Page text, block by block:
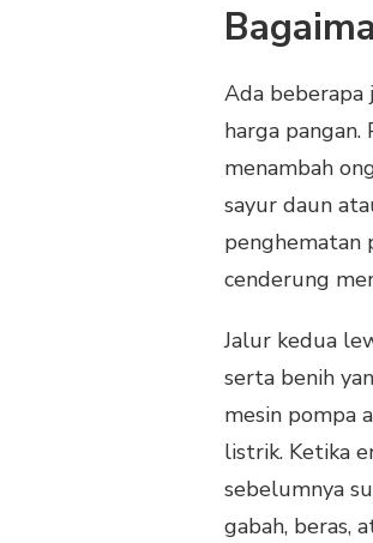
Ada beberapa
harga
menambah
sayur daun
penghematan
cenderung
Jalur kedua
serta benih
mesin pompa
listrik. Ketika
sebelumnya
gabah, beras,